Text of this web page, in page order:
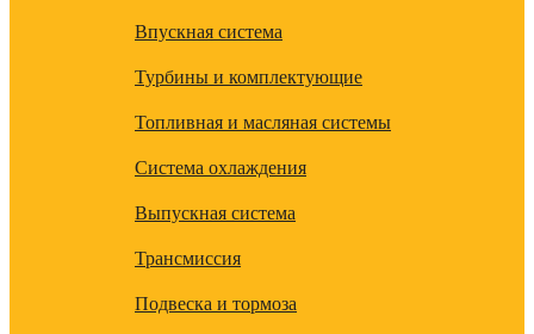
Впускная система
Турбины и комплектующие
Топливная и масляная системы
Система охлаждения
Выпускная система
Трансмиссия
Подвеска и тормоза